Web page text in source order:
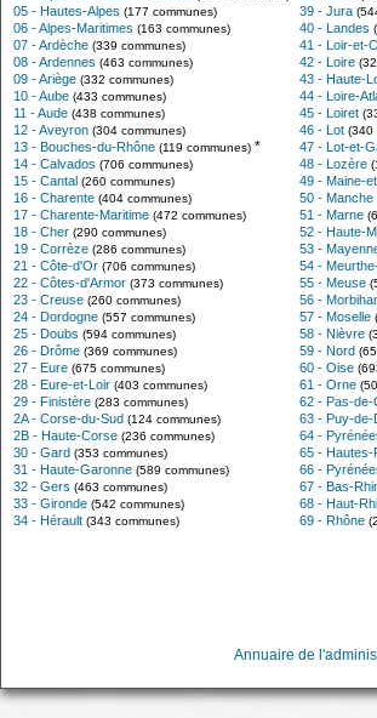
05 - Hautes-Alpes (177 communes)
06 - Alpes-Maritimes (163 communes)
07 - Ardèche (339 communes)
08 - Ardennes (463 communes)
09 - Ariège (332 communes)
10 - Aube (433 communes)
11 - Aude (438 communes)
12 - Aveyron (304 communes)
13 - Bouches-du-Rhône (119 communes) *
14 - Calvados (706 communes)
15 - Cantal (260 communes)
16 - Charente (404 communes)
17 - Charente-Maritime (472 communes)
18 - Cher (290 communes)
19 - Corrèze (286 communes)
21 - Côte-d'Or (706 communes)
22 - Côtes-d'Armor (373 communes)
23 - Creuse (260 communes)
24 - Dordogne (557 communes)
25 - Doubs (594 communes)
26 - Drôme (369 communes)
27 - Eure (675 communes)
28 - Eure-et-Loir (403 communes)
29 - Finistère (283 communes)
2A - Corse-du-Sud (124 communes)
2B - Haute-Corse (236 communes)
30 - Gard (353 communes)
31 - Haute-Garonne (589 communes)
32 - Gers (463 communes)
33 - Gironde (542 communes)
34 - Hérault (343 communes)
39 - Jura
40 - Landes
41 - Loir-et-
42 - Loire
43 - Haute-
44 - Loire-
45 - Loiret
46 - Lot (340
47 - Lot-et-
48 - Lozère
49 - Maine-
50 - Manche
51 - Marne
52 - Haute-
53 -
54 -
55 - Meuse
56 -
57 - Moselle
58 - Nièvre
59 - Nord
60 - Oise
61 - Orne
62 - Pas-de-
63 - Puy-de-
64 -
65 - Hautes-
66 -
67 - Bas-
68 - Haut-
69 - Rhône
Annuaire de